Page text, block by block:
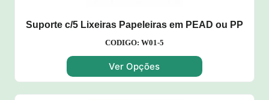
Suporte c/5 Lixeiras Papeleiras em PEAD ou PP
CODIGO: W01-5
Ver Opções